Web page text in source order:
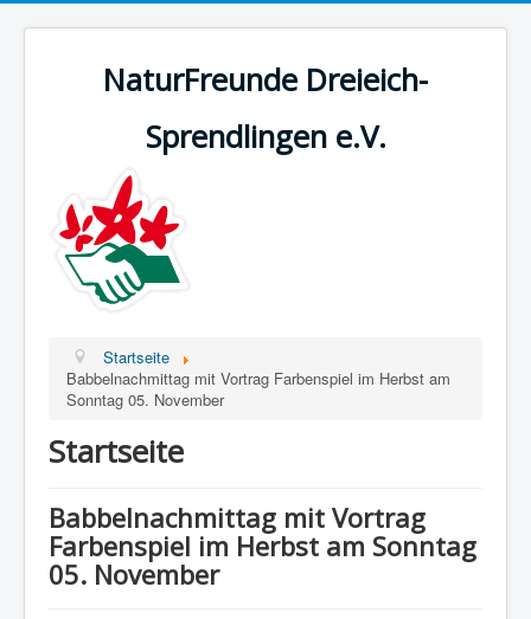
NaturFreunde Dreieich-
Sprendlingen e.V.
Startseite
Babbelnachmittag mit Vortrag Farbenspiel im Herbst am
Sonntag 05. November
Startseite
Babbelnachmittag mit Vortrag
Farbenspiel im Herbst am Sonntag
05. November